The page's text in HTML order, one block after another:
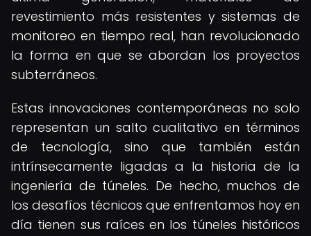
revestimiento más resistentes y sistemas de
monitoreo en tiempo real, han revolucionado
la forma en que se abordan los proyectos
subterráneos.
Estas innovaciones contemporáneas no solo
representan un salto cualitativo en términos
de tecnología, sino que también están
intrínsecamente ligadas a la historia de la
ingeniería de túneles. De hecho, muchos de
los desafíos técnicos que enfrentamos hoy en
día tienen sus raíces en los túneles históricos